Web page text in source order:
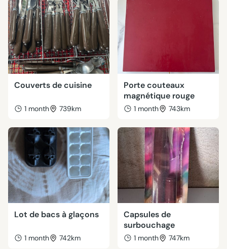
Couverts de cuisine
1 month 739km
Porte couteaux
magnétique rouge
1 month 743km
Lot de bacs à glaçons
1 month 742km
Capsules de
surbouchage
1 month 747km